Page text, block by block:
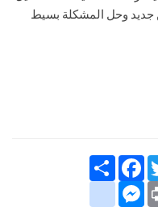
جديد وحل المشكلة بسيط
انشر
Facebook
google_bookmarksMessenger